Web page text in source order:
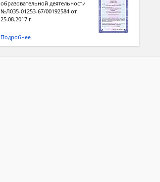
образовательной деятельности
№Л035-01253-67/00192584 от
25.08.2017 г.
Подробнее